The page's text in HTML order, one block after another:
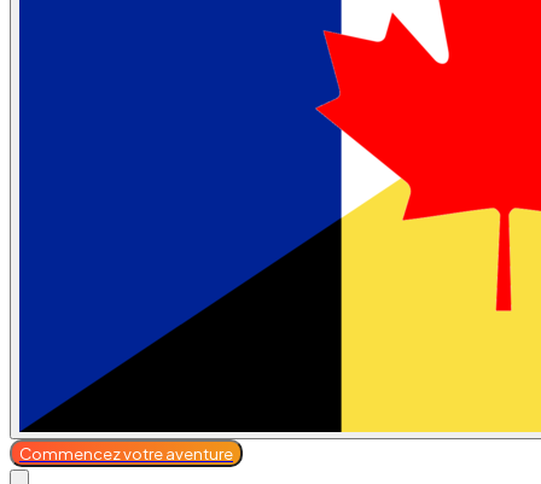
Commencez votre aventure